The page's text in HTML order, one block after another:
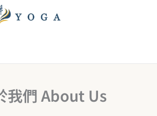
我們 About Us